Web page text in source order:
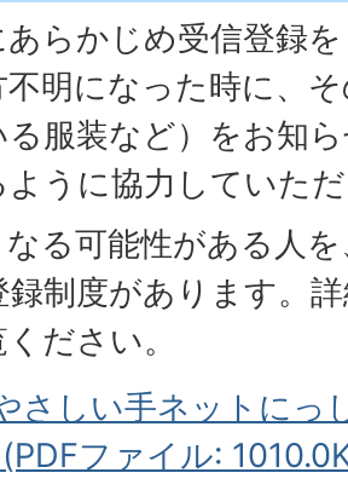
らかじめ受信登録
明になった時に、
る服装など）をお知
うに協力していた
る可能性がある人
制度があります。
ださい。
さしい手ネットにっ
ファイル: